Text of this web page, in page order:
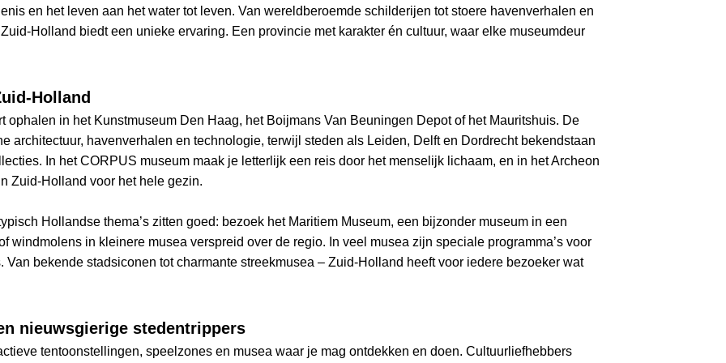
en het leven aan het water tot leven. Van wereldberoemde schilderijen tot stoere havenverhalen en
Holland biedt een unieke ervaring. Een provincie met karakter én cultuur, waar elke museumdeur
Holland
ophalen in het Kunstmuseum Den Haag, het Boijmans Van Beuningen Depot of het Mauritshuis. De
architectuur, havenverhalen en technologie, terwijl steden als Leiden, Delft en Dordrecht bekendstaan
In het CORPUS museum maak je letterlijk een reis door het menselijk lichaam, en in het Archeon
Zuid-Holland voor het hele gezin.
Hollandse thema’s zitten goed: bezoek het Maritiem Museum, een bijzonder museum in een
windmolens in kleinere musea verspreid over de regio. In veel musea zijn speciale programma’s voor
bekende stadsiconen tot charmante streekmusea – Zuid-Holland heeft voor iedere bezoeker wat
nieuwsgierige stedentrippers
tentoonstellingen, speelzones en musea waar je mag ontdekken en doen. Cultuurliefhebbers